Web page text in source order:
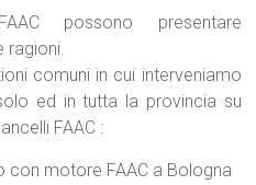
possono presentare
ragioni.
comuni in cui interveniamo
ed in tutta la provincia su
FAAC :
con motore FAAC a Bologna